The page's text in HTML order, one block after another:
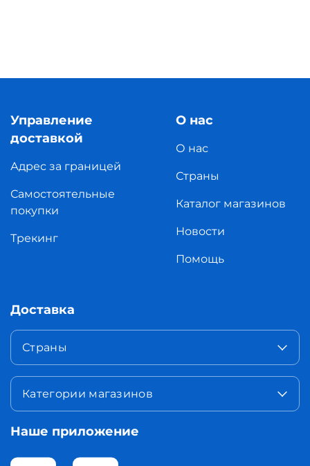
Управление
доставкой
Адрес за границей
Самостоятельные
покупки
Трекинг
О нас
О нас
Страны
Каталог магазинов
Новости
Помощь
Доставка
Страны
Категории магазинов
Наше приложение